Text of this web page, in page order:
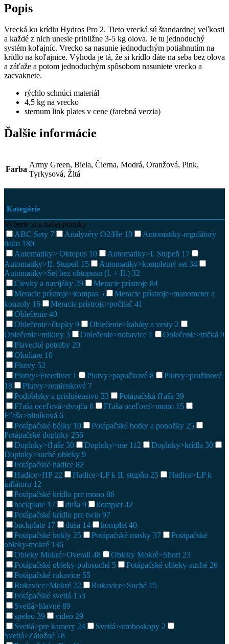
Popis
Vrecká ku krídlu Hydros Pro 2. Tieto vrecká sú štandardnej veľkosti
a každé z nich unesie približne 3-5 kg olova. Je tu jednoduchý
systém koľajníc. Vrecko sa nasunie jednoduchým potiahnutím na
krídlo na koľajnice. Výhoda je tá, že si krídlo dáte na seba bez olova
a záťaže a potom jednoduchým spôsobom nasuniete vrecko a
zacvaknete.
rýchlo schnúci materiál
4,5 kg na vrecko
sternum link plates v cene (farebná verzia)
Ďalšie informácie
Farba
Army Green, Biela, Čierna, Modrá, Oranžová, Pink,
Tyrkysová, Žltá
Kategórie
Vyberte si z našej ponuky
ABC Sety 7 Analyzéry O2/He 10
Automatiky-regulátory
tlaku 180
Automatiky> Oktopus 10 Automatiky>I. Stupeň 17
Automatiky>II. Stupeň 15 Automatiky>kompletný set 34
Automatiky>Set bez oktopusu (I. + II.) 32
Cievky a navijáky 29 Meracie prístroje 84
Meracie prístroje>kompas 5
Meracie prístroje>manometer a
konzoly 16 Meracie prístroje>počítač 41
Oblečenie 40
Oblečenie>čiapky 9 Oblečenie>kabáty a vesty 2
Oblečenie>mikiny 3 Oblečenie>nohavice 1 Oblečenie>tričká 9
Plavecké potreby 20
Okuliare 10
Plutvy 52
Plutvy>Freediver 1 Plutvy>papučkové 8
Plutvy>pružinové
18
Plutvy>remienkové 7
Podobleky a príslušenstvo 33 Potápačská fľaša 39
Fľaša oceľová>dvojča 6 Fľaša oceľová>mono 15
Fľaša>hliníková 6
Potápačské bójky 10 Potápačské botky a ponožky 25
Potápačské doplnky 256
Doplnky>fľaše 30 Doplnky>iné 112 Doplnky>krídla 30
Doplnky>suché obleky 9
Potápačské hadice 82
Hadice>HP 22 Hadice>LP k II. stupňu 25
Hadice>LP k
inflátoru 12
Potápačské krídlo pre mono 86
backplate 17 duša 9 komplet 42
Potápačské krídlo pre twin 97
backplate 17 duša 14 komplet 40
Potápačské kukly 25 Potápačské masky 37
Potápačské
obleky-mokré 136
Obleky Mokré>Overall 48 Obleky Mokré>Short 23
Potápačské obleky-polosuché 5 Potápačské obleky-suché 26
Potápačské rukavice 55
Rukavice>Mokré 22 Rukavice>Suché 15
Potápačské svetlá 153
Svetlá>hlavné 89
speleo 39 video 29
Svetlá>pre kamery 24 Svetlá>stroboskopy 2
Svetlá>Záložné 18